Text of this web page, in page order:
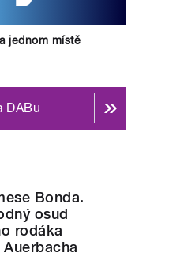
jednom místě
DABu
Bonda.
osud
rodáka